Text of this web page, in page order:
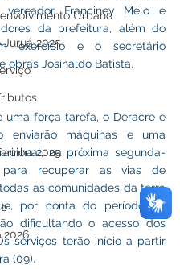
Urbano
Juruá 2025
2025
2026
vereador Franciney Melo e
da prefeitura, além do
exercício e o secretário
obras Josinaldo Batista.
uma força tarefa, o Deracre e
enviarão máquinas e uma
na próxima segunda-
recuperar as vias de
as comunidades da terra
por conta do período de
dificultando o acesso dos
serviços terão início a partir
(09).